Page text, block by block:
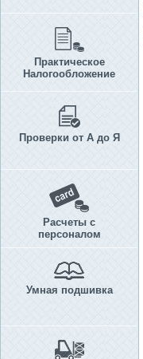
Практическое
Налогообложение
Проверки от А до Я
Расчеты с
персоналом
Умная подшивка